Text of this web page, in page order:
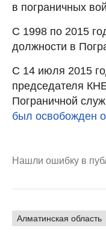
в пограничных
С 1998 по 2015
должности в
С 14 июля 2015
председателя
Пограничной
был освобожден
Нашли ошибку в
Алматинская область